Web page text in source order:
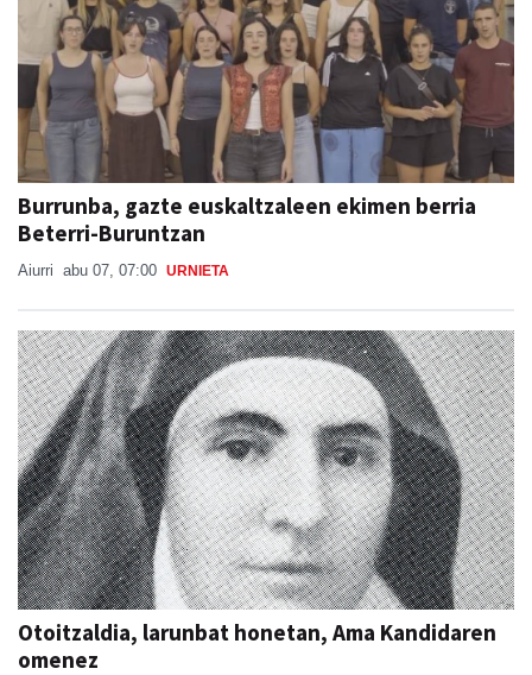
Burrunba, gazte euskaltzaleen ekimen berria
Beterri-Buruntzan
Aiurri abu 07, 07:00 URNIETA
Otoitzaldia, larunbat honetan, Ama Kandidaren
omenez